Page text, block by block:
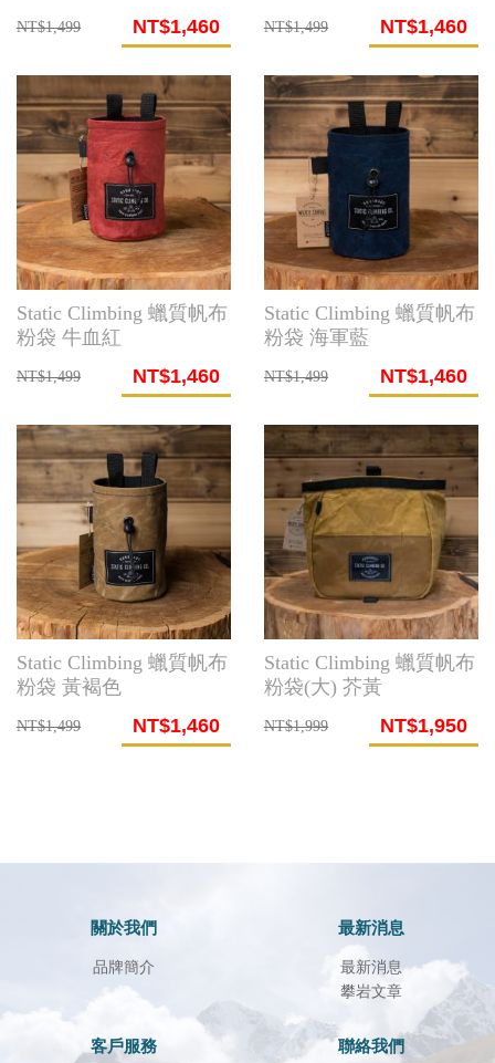
NT$1,499 NT$1,460 NT$1,499 NT$1,460
Static Climbing 蠟質帆布
粉袋 牛血紅
NT$1,499 NT$1,460
Static Climbing 蠟質帆布
粉袋 海軍藍
NT$1,499 NT$1,460
Static Climbing 蠟質帆布
粉袋 黃褐色
NT$1,499 NT$1,460
Static Climbing 蠟質帆布
粉袋(大) 芥黃
NT$1,999 NT$1,950
關於我們
品牌簡介
最新消息
最新消息
攀岩文章
客戶服務 聯絡我們